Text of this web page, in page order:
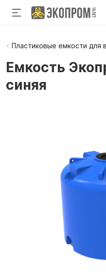
Пластиковые емкости для
Емкость
синяя